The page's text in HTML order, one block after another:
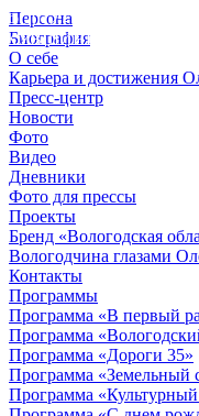
Персона
Биография
О себе
Карьера и достижения
Пресс-центр
Новости
Фото
Видео
Дневники
Фото для прессы
Проекты
Бренд «Вологодская
Вологодчина глазами
Контакты
Программы
Программа «В первый
Программа
Программа «Дороги 35»
Программа «Земельный
Программа «Культурный
© 2012 - 2023,
КУВШИННИКОВ О.А.